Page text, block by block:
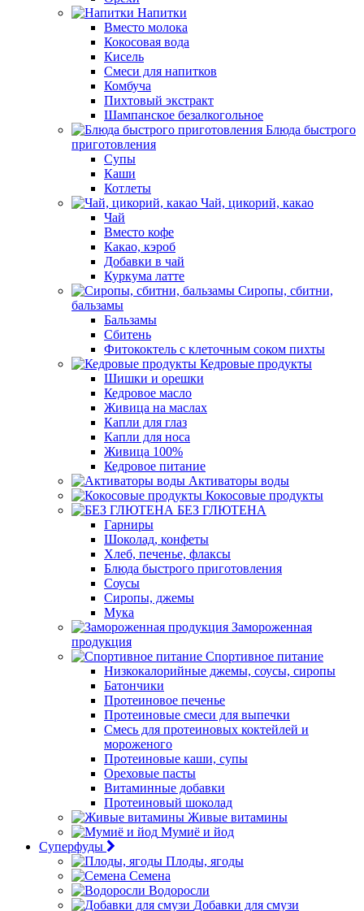
Напитки
Вместо молока
Кокосовая вода
Кисель
Смеси для напитков
Комбуча
Пихтовый экстракт
Шампанское безалкогольное
Блюда быстрого
приготовления
Супы
Каши
Котлеты
Чай, цикорий, какао
Чай
Вместо кофе
Какао, кэроб
Добавки в чай
Куркума латте
Сиропы, сбитни,
бальзамы
Бальзамы
Сбитень
Фитококтель с клеточным соком пихты
Кедровые продукты
Шишки и орешки
Кедровое масло
Живица на маслах
Капли для глаз
Капли для носа
Живица 100%
Кедровое питание
Активаторы воды
Кокосовые продукты
БЕЗ ГЛЮТЕНА
Гарниры
Шоколад, конфеты
Хлеб, печенье, флаксы
Блюда быстрого приготовления
Соусы
Сиропы, джемы
Мука
Замороженная
продукция
Спортивное питание
Низкокалорийные джемы, соусы, сиропы
Батончики
Протеиновое печенье
Протеиновые смеси для выпечки
Смесь для протеиновых коктейлей и
мороженого
Протеиновые каши, супы
Ореховые пасты
Витаминные добавки
Протеиновый шоколад
Живые витамины
Мумиё и йод
Суперфуды
Плоды, ягоды
Семена
Водоросли
Добавки для смузи